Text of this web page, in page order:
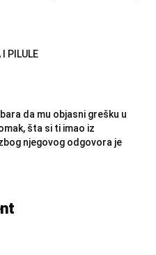
PILULE
da mu objasni grešku u
šta si ti imao iz
njegovog odgovora je